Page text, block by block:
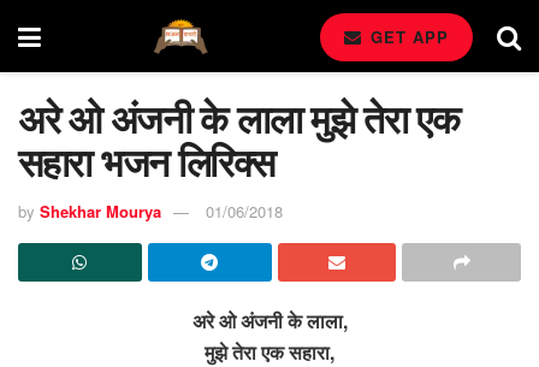
GET APP
अरे ओ अंजनी के लाला मुझे तेरा एक
सहारा भजन लिरिक्स
by Shekhar Mourya 01/06/2018
अरे ओ अंजनी के लाला,
मुझे तेरा एक सहारा,